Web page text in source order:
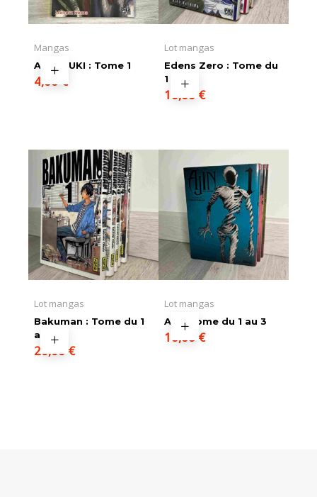
Mangas
AKATSUKI : Tome 1
4,00€
Lot mangas
Edens Zero : Tome du
1 au 3
10,00 €
Lot mangas
Bakuman : Tome du 1
au 5
20,00 €
Lot mangas
AJIN Tome du 1 au 3
10,00 €